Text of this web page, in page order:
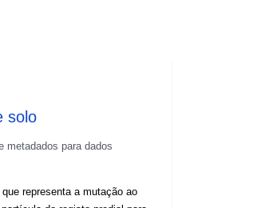
solo
metadados para dados
representa a mutação ao